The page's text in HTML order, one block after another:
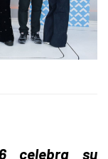
celebra su